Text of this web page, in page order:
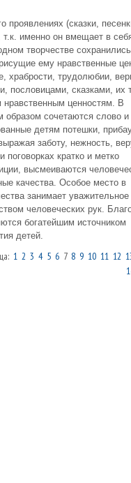
проявлениях (сказки,
именно он вмещает в
творчестве сохранились
ему нравственные
храбрости, трудолюбии,
пословицами, сказками, их
ценностям. В
образом сочетаются слово и
детям потешки,
заботу, нежность,
кратко и метко
высмеиваются
качества. Особое место в
занимает уважительное
человеческих рук.
богатейшим источником
детей.
1 2 3 4 5 6 7 8 9 10 11 12